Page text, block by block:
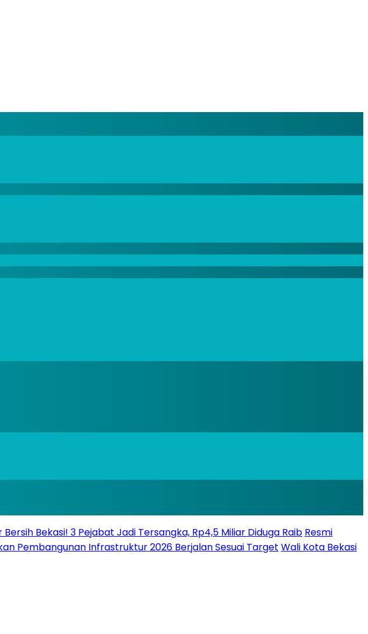
Bersih Bekasi! 3 Pejabat Jadi Tersangka, Rp4,5 Miliar Diduga Raib Resmi
Pembangunan Infrastruktur 2026 Berjalan Sesuai Target Wali Kota Bekasi